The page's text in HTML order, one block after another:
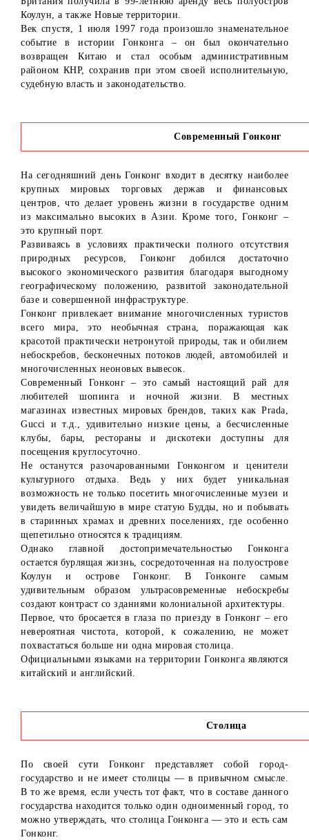
Коулун, а также Новые территории.
Век спустя, 1 июля 1997 года произошло знаменательное
событие в истории Гонконга – он был окончательно
возвращен Китаю и стал особым административным
районом КНР, сохранив при этом своей исполнительную,
судебную власть и законодательство.
Современный Гонконг
На сегодняшний день Гонконг входит в десятку наиболее
крупных мировых торговых держав и финансовых
центров, что делает уровень жизни в государстве одним
из максимально высоких в Азии. Кроме того, Гонконг –
это крупный порт.
Развиваясь в условиях практически полного отсутствия
природных ресурсов, Гонконг добился достаточно
высокого экономического развития благодаря выгодному
географическому положению, развитой законодательной
базе и совершенной инфраструктуре.
Гонконг привлекает внимание многочисленных туристов
всего мира, это необычная страна, поражающая как
красотой практически нетронутой природы, так и обилием
небоскребов, бесконечных потоков людей, автомобилей и
многочисленных неоновых вывесок.
Современный Гонконг – это самый настоящий рай для
любителей шопинга и ночной жизни. В местных
магазинах известных мировых брендов, таких как Prada,
Gucci и т.д., удивительно низкие цены, а бесчисленные
клубы, бары, рестораны и дискотеки доступны для
посещения круглосуточно.
Не останутся разочарованными Гонконгом и ценители
культурного отдыха. Ведь у них будет уникальная
возможность не только посетить многочисленные музеи и
увидеть величайшую в мире статую Будды, но и побывать
в старинных храмах и древних поселениях, где особенно
щепетильно относятся к традициям.
Однако главной достопримечательностью Гонконга
остается бурлящая жизнь, сосредоточенная на полуострове
Коулун и острове Гонконг. В Гонконге самым
удивительным образом ультрасовременные небоскребы
создают контраст со зданиями колониальной архитектуры.
Первое, что бросается в глаза по приезду в Гонконг – его
невероятная чистота, которой, к сожалению, не может
похвастаться больше ни одна мировая столица.
Официальными языками на территории Гонконга являются
китайский и английский.
Столица
По своей сути Гонконг представляет собой город-
государство и не имеет столицы — в привычном смысле.
В то же время, если учесть тот факт, что в составе данного
государства находится только один одноименный город, то
можно утверждать, что столица Гонконга — это и есть сам
Гонконг.